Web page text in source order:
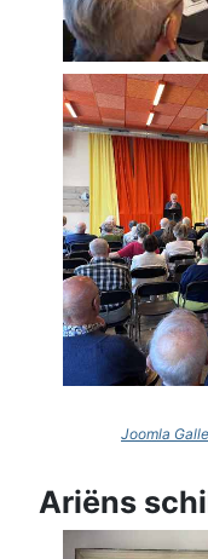
Joomla
Ariëns